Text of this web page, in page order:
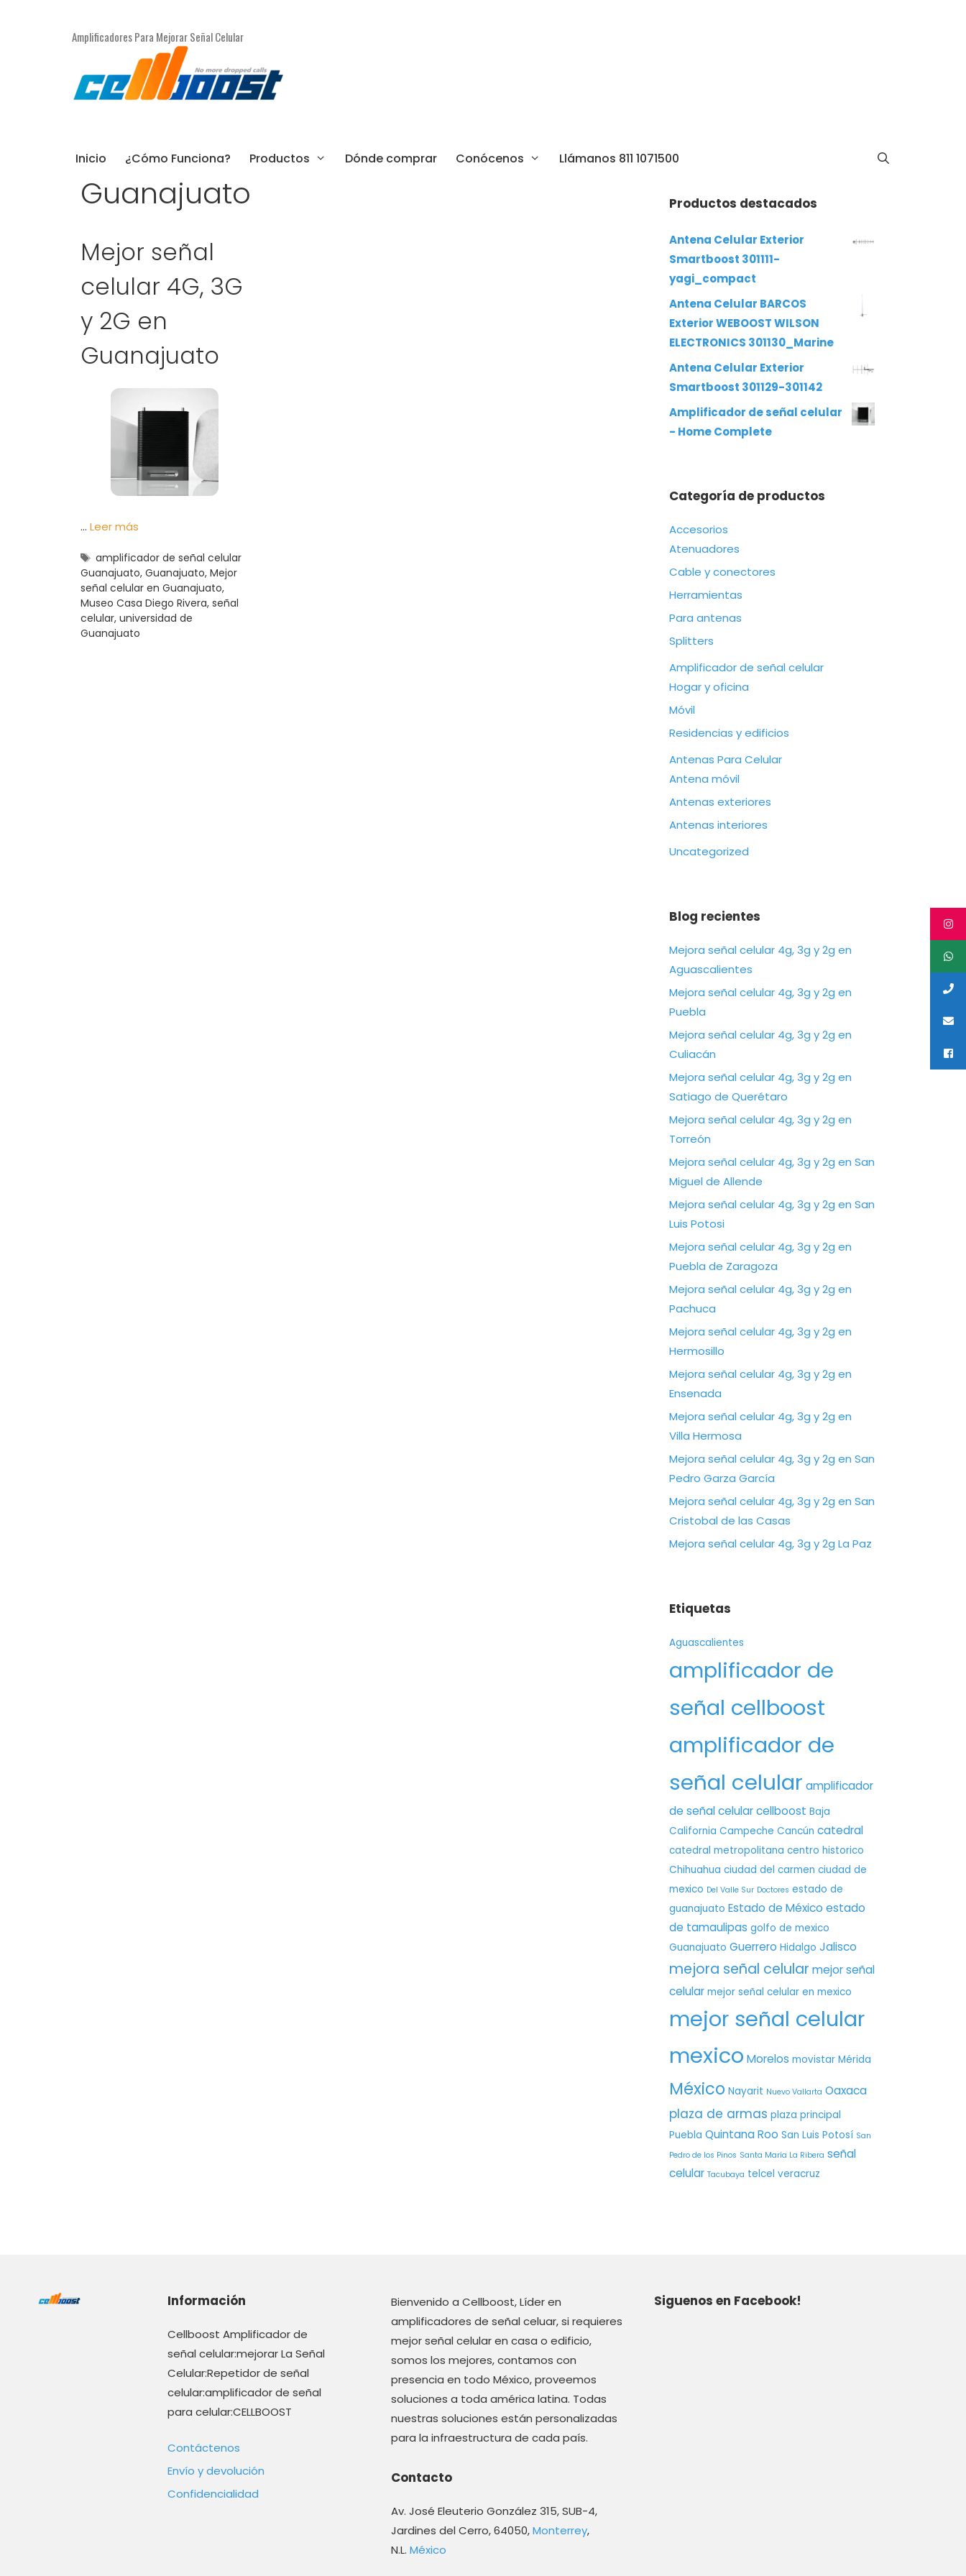
Amplificadores Para Mejorar Señal Celular
Inicio ¿Cómo Funciona? Productos Dónde comprar Conócenos Llámanos 811 1071500
Guanajuato
Mejor señal
celular 4G, 3G
y 2G en
Guanajuato
… Leer más
Etiquetas
amplificador de señal celular
Guanajuato, Guanajuato, Mejor
señal celular en Guanajuato,
Museo Casa Diego Rivera, señal
celular, universidad de
Guanajuato
Productos destacados
Antena Celular Exterior
Smartboost 301111-
yagi_compact
Antena Celular BARCOS
Exterior WEBOOST WILSON
ELECTRONICS 301130_Marine
Antena Celular Exterior
Smartboost 301129-301142
Amplificador de señal celular
- Home Complete
Categoría de productos
Accesorios
Atenuadores
Cable y conectores
Herramientas
Para antenas
Splitters
Amplificador de señal celular
Hogar y oficina
Móvil
Residencias y edificios
Antenas Para Celular
Antena móvil
Antenas exteriores
Antenas interiores
Uncategorized
Blog recientes
Mejora señal celular 4g, 3g y 2g en
Aguascalientes
Mejora señal celular 4g, 3g y 2g en
Puebla
Mejora señal celular 4g, 3g y 2g en
Culiacán
Mejora señal celular 4g, 3g y 2g en
Satiago de Querétaro
Mejora señal celular 4g, 3g y 2g en
Torreón
Mejora señal celular 4g, 3g y 2g en San
Miguel de Allende
Mejora señal celular 4g, 3g y 2g en San
Luis Potosi
Mejora señal celular 4g, 3g y 2g en
Puebla de Zaragoza
Mejora señal celular 4g, 3g y 2g en
Pachuca
Mejora señal celular 4g, 3g y 2g en
Hermosillo
Mejora señal celular 4g, 3g y 2g en
Ensenada
Mejora señal celular 4g, 3g y 2g en
Villa Hermosa
Mejora señal celular 4g, 3g y 2g en San
Pedro Garza García
Mejora señal celular 4g, 3g y 2g en San
Cristobal de las Casas
Mejora señal celular 4g, 3g y 2g La Paz
Etiquetas
Aguascalientes
amplificador de
señal cellboost
amplificador de
señal celular amplificador
de señal celular cellboost Baja
California Campeche Cancún catedral
catedral metropolitana centro historico
Chihuahua ciudad del carmen ciudad de
mexico Del Valle Sur Doctores estado de
guanajuato Estado de México estado
de tamaulipas golfo de mexico
Guanajuato Guerrero Hidalgo Jalisco
mejora señal celular mejor señal
celular mejor señal celular en mexico
mejor señal celular
mexico Morelos movistar Mérida
México Nayarit Nuevo Vallarta Oaxaca
plaza de armas plaza principal
Puebla Quintana Roo San Luis Potosí San
Pedro de los Pinos Santa María La Ribera señal
celular Tacubaya telcel veracruz
Información
Cellboost Amplificador de
señal celular:mejorar La Señal
Celular:Repetidor de señal
celular:amplificador de señal
para celular:CELLBOOST
Contáctenos
Envío y devolución
Confidencialidad
Bienvenido a Cellboost, Líder en
amplificadores de señal celuar, si requieres
mejor señal celular en casa o edificio,
somos los mejores, contamos con
presencia en todo México, proveemos
soluciones a toda américa latina. Todas
nuestras soluciones están personalizadas
para la infraestructura de cada país.
Contacto
Av. José Eleuterio González 315, SUB-4,
Jardines del Cerro, 64050,Monterrey,
N.L. México
Siguenos en Facebook!